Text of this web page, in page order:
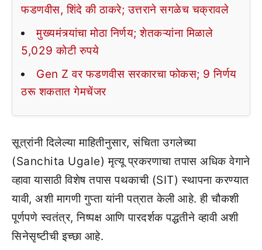
फडणवीस, शिंदे की ठाकरे; उत्तराने सगळेच चक्रावले
मुख्यमंत्र्यांचा मोठा निर्णय; शेतकऱ्यांना मिळाले
5,029 कोटी रुपये
Gen Z वर फडणवीस सरकारचा फोकस; 9 निर्णय
ठरू शकतात गेमचेंजर
सूत्रांनी दिलेल्या माहितीनुसार, संचिता उगलेच्या
(Sanchita Ugale) मृत्यू प्रकरणाचा तपास अधिक वेगाने
व्हावा यासाठी विशेष तपास पथकाची (SIT) स्थापना करण्यात
यावी, अशी मागणी गुप्ता यांनी पत्रात केली आहे. ही चौकशी
पूर्णपणे स्वतंत्र, निष्पक्ष आणि पारदर्शक पद्धतीने व्हावी अशी
सिनेसृष्टीची इच्छा आहे.